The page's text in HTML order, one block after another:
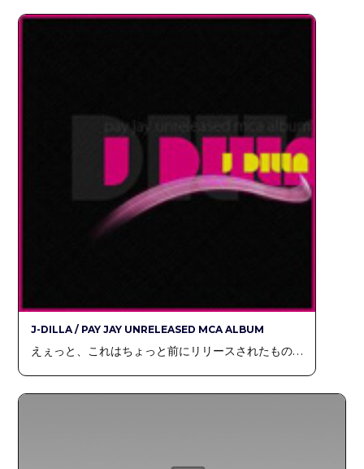
J-DILLA / PAY JAY UNRELEASED MCA ALBUM
えぇっと、これはちょっと前にリリースされたもの…